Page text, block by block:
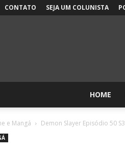
CONTATO SEJA UM COLUNISTA
HOME
e Mangá Demon Slayer Episódio 50